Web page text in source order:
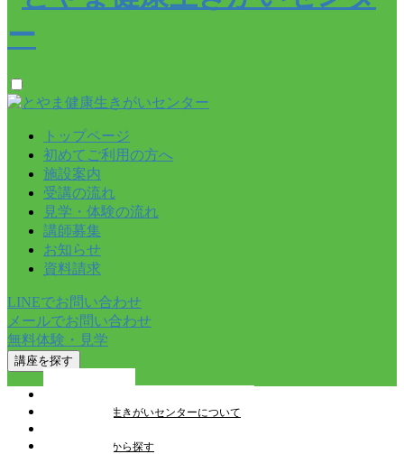
トップページ
初めてご利用の方へ
施設案内
受講の流れ
見学・体験の流れ
講師募集
お知らせ
資料請求
LINEでお問い合わせ
メールでお問い合わせ
無料体験・見学
講座を探す
とやま健康生きがいセンターについて
教室を検索から探す